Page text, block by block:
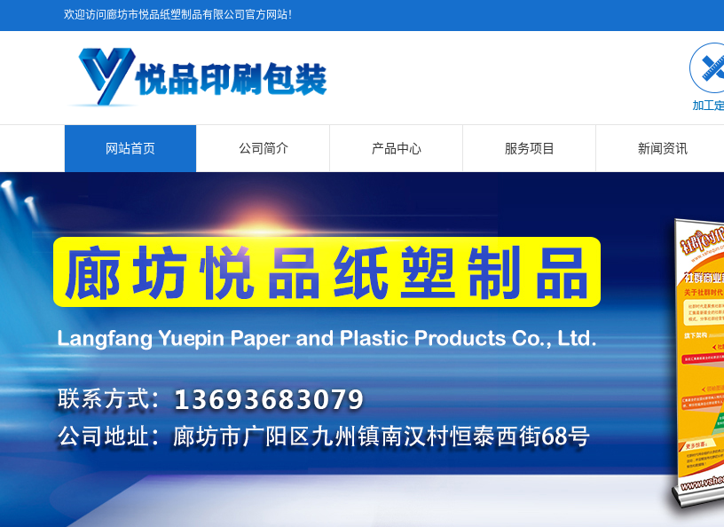
欢迎访问廊坊市悦品纸塑制品有限公司官方网站！
网站首页 公司简介 产品中心 服务项目 新闻资讯